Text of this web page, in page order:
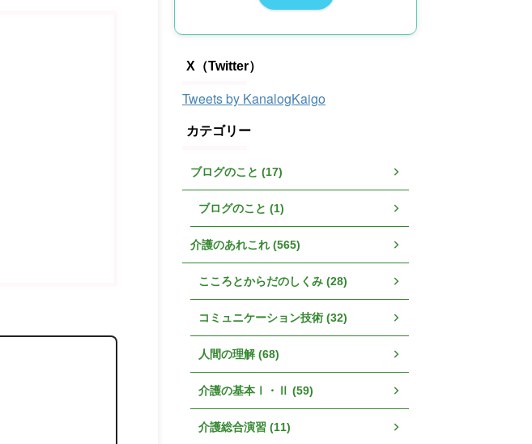
X（Twitter）
Tweets by KanalogKaigo
カテゴリー
ブログのこと (17)
ブログのこと (1)
介護のあれこれ (565)
こころとからだのしくみ (28)
コミュニケーション技術 (32)
人間の理解 (68)
介護の基本Ⅰ・Ⅱ (59)
介護総合演習 (11)